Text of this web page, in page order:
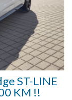
ST-LINE
KM !!